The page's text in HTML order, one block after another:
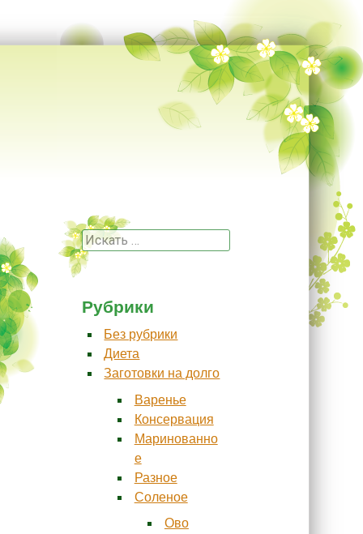
Поиск
Рубрики
Без рубрики
Диета
Заготовки на долго
Варенье
Консервация
Маринованно
е
Разное
Соленое
Ово